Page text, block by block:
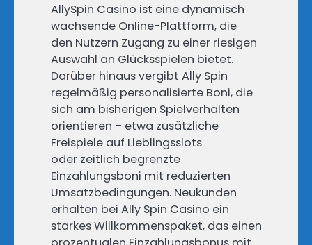
AllySpin Casino ist eine dynamisch
wachsende Online-Plattform, die
den Nutzern Zugang zu einer riesigen
Auswahl an Glücksspielen bietet.
Darüber hinaus vergibt Ally Spin
regelmäßig personalisierte Boni, die
sich am bisherigen Spielverhalten
orientieren – etwa zusätzliche
Freispiele auf Lieblingsslots
oder zeitlich begrenzte
Einzahlungsboni mit reduzierten
Umsatzbedingungen. Neukunden
erhalten bei Ally Spin Casino ein
starkes Willkommenspaket, das einen